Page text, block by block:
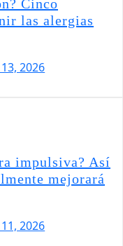
Cinco
las alergias
13, 2026
impulsiva? Así
mejorará
11, 2026